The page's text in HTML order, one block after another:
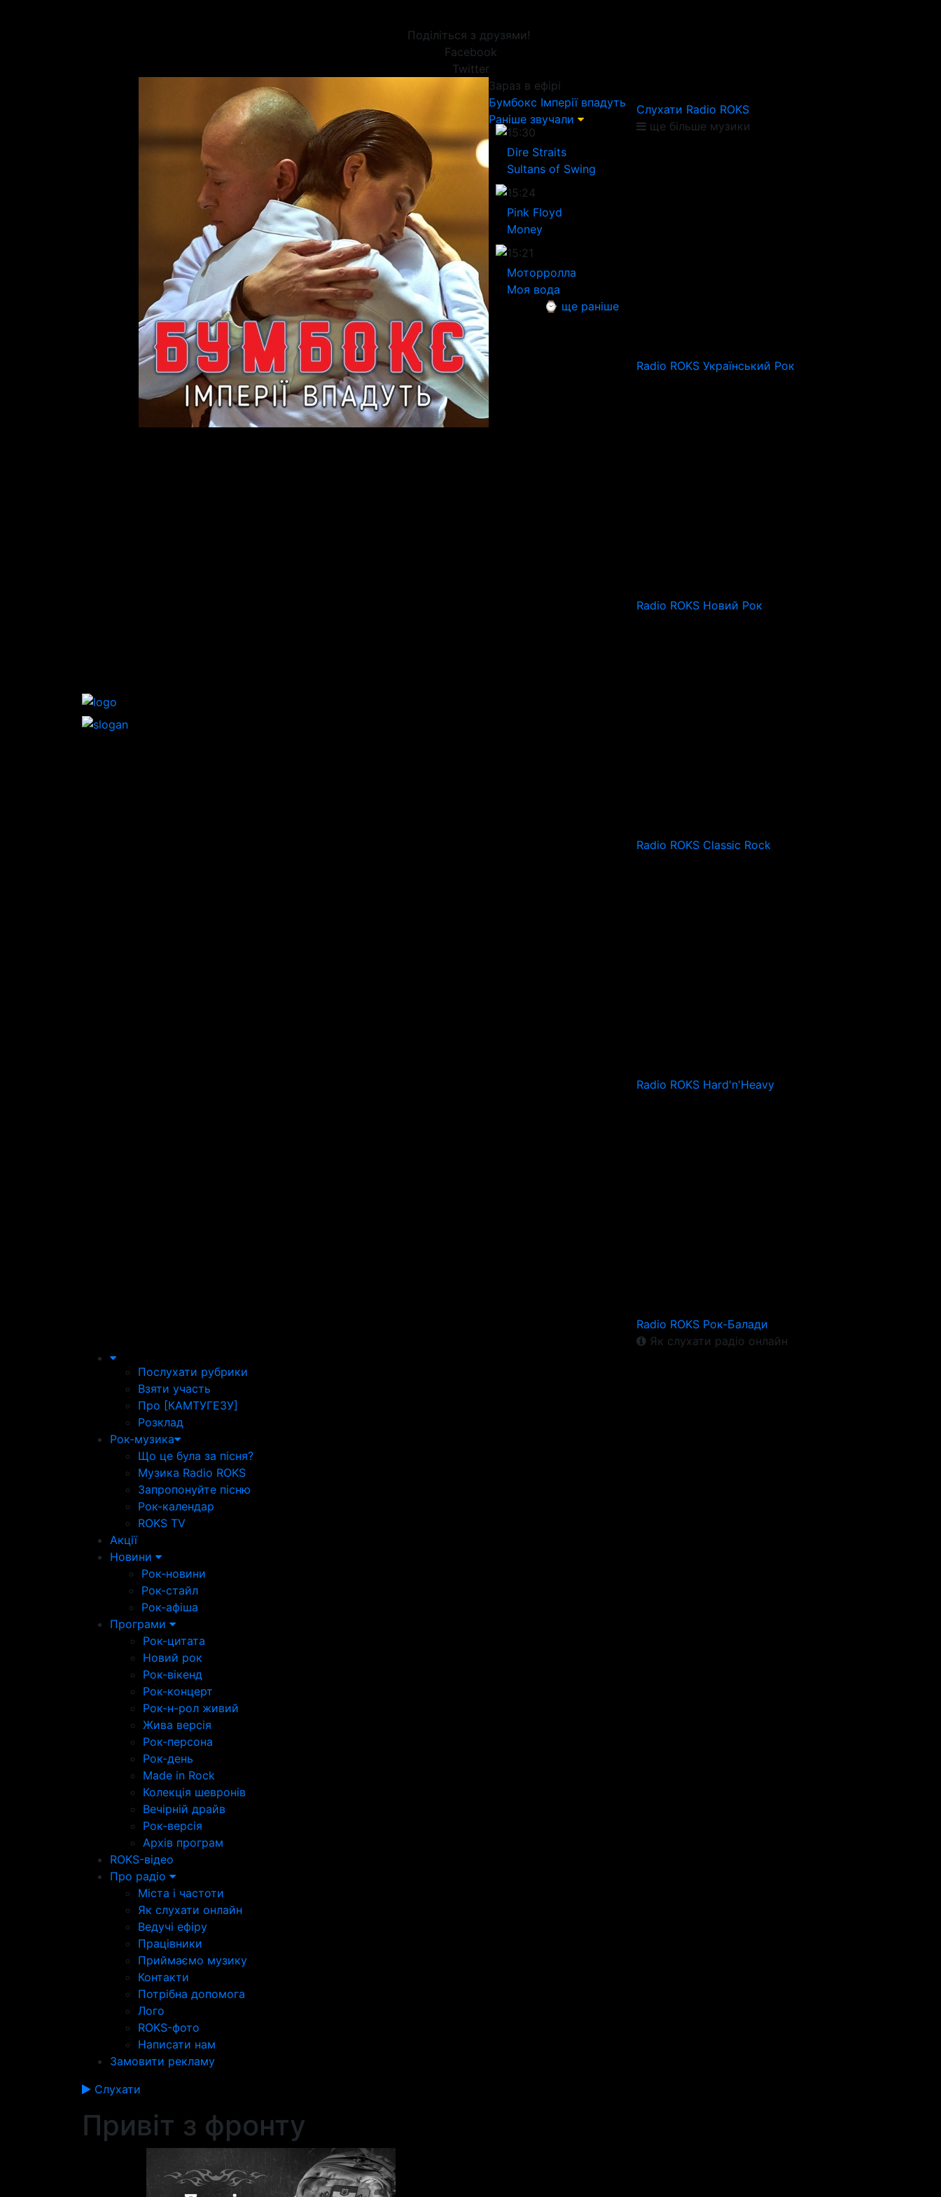
Поділіться з друзями!
Facebook
Twitter
Зараз в ефірі
Бумбокс Імперії впадуть
Раніше звучали
15:30
Dire Straits
Sultans of Swing
15:24
Pink Floyd
Money
15:21
Моторролла
Моя вода
⌚ ще раніше
Слухати Radio ROKS
ще більше музики
Radio ROKS Український Рок
Radio ROKS Новий Рок
Radio ROKS Classic Rock
Radio ROKS Hard'n'Heavy
Radio ROKS Рок-Балади
Як слухати радіо онлайн
Послухати рубрики
Взяти участь
Про [КАМТУГЕЗУ]
Розклад
Рок-музика
Що це була за пісня?
Музика Radio ROKS
Запропонуйте пісню
Рок-календар
ROKS TV
Акції
Новини
Рок-новини
Рок-стайл
Рок-афіша
Програми
Рок-цитата
Новий рок
Рок-вікенд
Рок-концерт
Рок-н-рол живий
Жива версія
Рок-персона
Рок-день
Made in Rock
Колекція шевронів
Вечірній драйв
Рок-версія
Архів програм
ROKS-відео
Про радіо
Міста і частоти
Як слухати онлайн
Ведучі ефіру
Працівники
Приймаємо музику
Контакти
Потрібна допомога
Лого
ROKS-фото
Написати нам
Замовити рекламу
Слухати
Привіт з фронту